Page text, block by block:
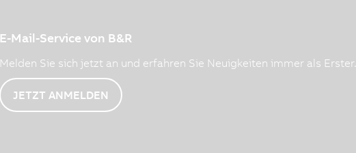
E-Mail-Service von B&R
Melden Sie sich jetzt an und erfahren Sie Neuigkeiten immer als Erster.
JETZT ANMELDEN